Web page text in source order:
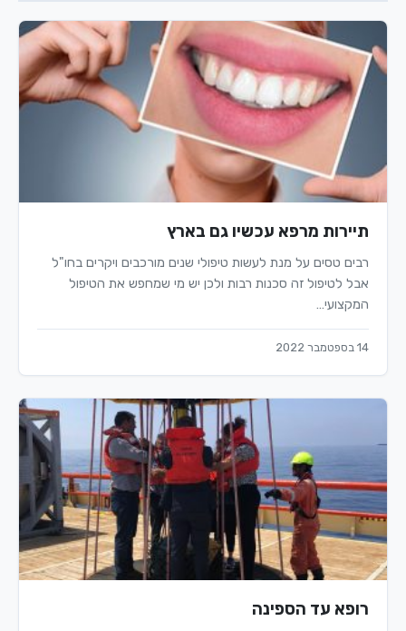
תיירות מרפא עכשיו גם בארץ
רבים טסים על מנת לעשות טיפולי שנים מורכבים ויקרים בחו"ל
אבל לטיפול זה סכנות רבות ולכן יש מי שמחפש את הטיפול
המקצועי…
14 בספטמבר 2022
רופא עד הספינה